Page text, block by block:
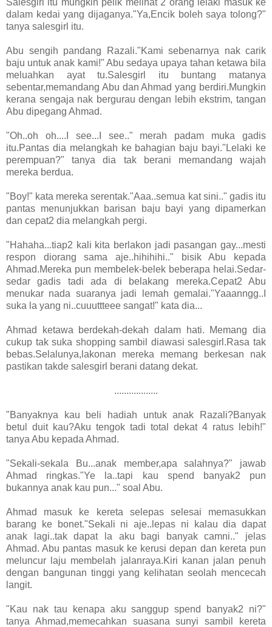
dalam kedai yang dijaganya."Ya,Encik boleh saya tolong?"
tanya salesgirl itu.
Abu sengih pandang Razali."Kami sebenarnya nak carik
baju untuk anak kami!" Abu sedaya upaya tahan ketawa bila
meluahkan ayat tu.Salesgirl itu buntang matanya
sebentar,memandang Abu dan Ahmad yang berdiri.Mungkin
kerana sengaja nak bergurau dengan lebih ekstrim, tangan
Abu dipegang Ahmad.
"Oh..oh oh....I see...I see.." merah padam muka gadis
itu.Pantas dia melangkah ke bahagian baju bayi."Lelaki ke
perempuan?" tanya dia tak berani memandang wajah
mereka berdua.
"Boy!" kata mereka serentak."Aaa..semua kat sini.." gadis itu
pantas menunjukkan barisan baju bayi yang dipamerkan
dan cepat2 dia melangkah pergi.
"Hahaha...tiap2 kali kita berlakon jadi pasangan gay...mesti
respon diorang sama aje..hihihihi.." bisik Abu kepada
Ahmad.Mereka pun membelek-belek beberapa helai.Sedar-
sedar gadis tadi ada di belakang mereka.Cepat2 Abu
menukar nada suaranya jadi lemah gemalai."Yaaanngg..I
suka la yang ni..cuuuttteee sangat!" kata dia...
Ahmad ketawa berdekah-dekah dalam hati. Memang dia
cukup tak suka shopping sambil diawasi salesgirl.Rasa tak
bebas.Selalunya,lakonan mereka memang berkesan nak
pastikan takde salesgirl berani datang dekat.
..................
"Banyaknya kau beli hadiah untuk anak Razali?Banyak
betul duit kau?Aku tengok tadi total dekat 4 ratus lebih!"
tanya Abu kepada Ahmad.
"Sekali-sekala Bu...anak member,apa salahnya?" jawab
Ahmad ringkas."Ye la..tapi kau spend banyak2 pun
bukannya anak kau pun..." soal Abu.
Ahmad masuk ke kereta selepas selesai memasukkan
barang ke bonet."Sekali ni aje..lepas ni kalau dia dapat
anak lagi..tak dapat la aku bagi banyak camni.." jelas
Ahmad. Abu pantas masuk ke kerusi depan dan kereta pun
meluncur laju membelah jalanraya.Kiri kanan jalan penuh
dengan bangunan tinggi yang kelihatan seolah mencecah
langit.
"Kau nak tau kenapa aku sanggup spend banyak2 ni?"
tanya Ahmad,memecahkan suasana sunyi sambil kereta